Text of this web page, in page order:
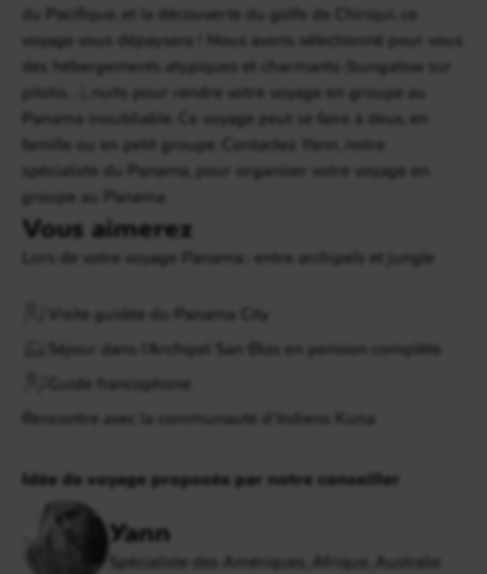
du Pacifique, et la découverte du golfe de Chiriqui, ce
voyage vous dépaysera ! Nous avons sélectionné pour vous
des hébergements atypiques et charmants (bungalow sur
pilotis...), nuits pour rendre votre voyage en groupe au
Panama inoubliable. Ce voyage peut se faire à deux, en
famille ou en petit groupe. Contactez Yann, notre
spécialiste du Panama, pour organiser votre voyage en
groupe au Panama.
Vous aimerez
Lors de votre voyage Panama : entre archipels et jungle
Visite guidée du Panama City
Séjour dans l’Archipel San Blas en pension complète
Guide francophone
Rencontre avec la communauté d’Indiens Kuna
Idée de voyage proposée par notre conseiller
Yann
Spécialiste des Amériques, Afrique, Australie